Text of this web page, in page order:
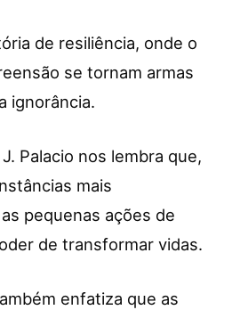
de resiliência, onde o
se tornam armas
ignorância.
Palacio nos lembra que,
mais
pequenas ações de
de transformar vidas.
enfatiza que as